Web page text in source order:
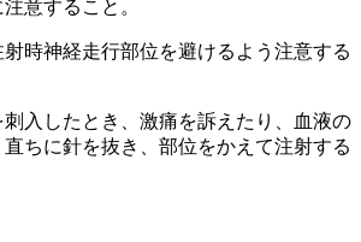
意すること。
時神経走行部位を避けるよう注意する
入したとき、激痛を訴えたり、血液の
ちに針を抜き、部位をかえて注射する